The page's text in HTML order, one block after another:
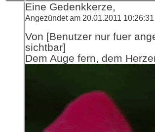
Eine Gedenkkerze,
Angezündet am 20.01.2011 10:26:31
Von [Benutzer nur fuer
sichtbar]
Dem Auge fern, dem